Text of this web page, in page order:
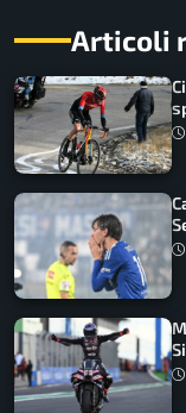
Articoli